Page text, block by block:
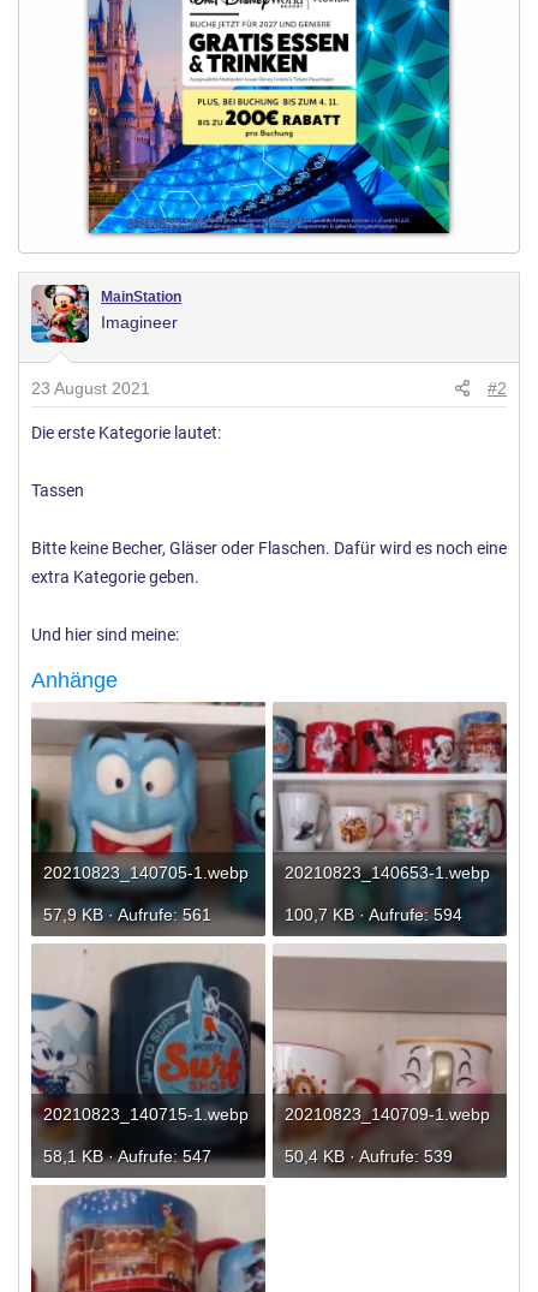
MainStation
Imagineer
23 August 2021 #2
Die erste Kategorie lautet:
Tassen
Bitte keine Becher, Gläser oder Flaschen. Dafür wird es noch eine
extra Kategorie geben.
Und hier sind meine:
Anhänge
20210823_140705-1.webp
57,9 KB · Aufrufe: 561
20210823_140653-1.webp
100,7 KB · Aufrufe: 594
20210823_140715-1.webp
58,1 KB · Aufrufe: 547
20210823_140709-1.webp
50,4 KB · Aufrufe: 539